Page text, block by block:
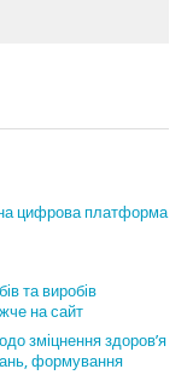
цифрова платформа
та виробів
на сайт
зміцнення здоров’я
формування